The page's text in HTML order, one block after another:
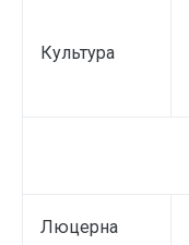
Культура
Люцерна